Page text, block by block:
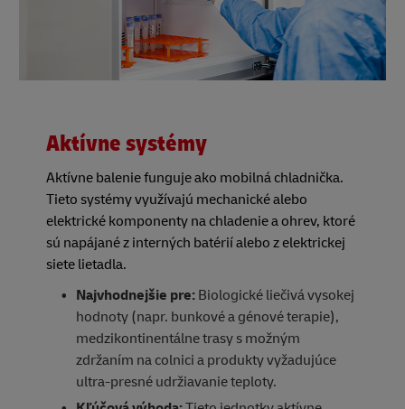
Aktívne systémy
Aktívne balenie funguje ako mobilná chladnička.
Tieto systémy využívajú mechanické alebo
elektrické komponenty na chladenie a ohrev, ktoré
sú napájané z interných batérií alebo z elektrickej
siete lietadla.
Najvhodnejšie pre:Biologické liečivá vysokej
hodnoty (napr. bunkové a génové terapie),
medzikontinentálne trasy s možným
zdržaním na colnici a produkty vyžadujúce
ultra-presné udržiavanie teploty.